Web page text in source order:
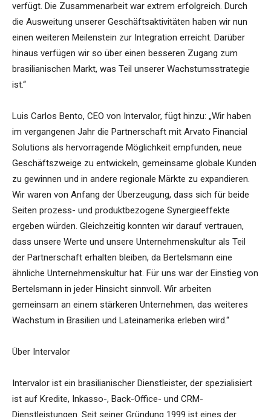
verfügt. Die Zusammenarbeit war extrem erfolgreich. Durch
die Ausweitung unserer Geschäftsaktivitäten haben wir nun
einen weiteren Meilenstein zur Integration erreicht. Darüber
hinaus verfügen wir so über einen besseren Zugang zum
brasilianischen Markt, was Teil unserer Wachstumsstrategie
ist.“
Luis Carlos Bento, CEO von Intervalor, fügt hinzu: „Wir haben
im vergangenen Jahr die Partnerschaft mit Arvato Financial
Solutions als hervorragende Möglichkeit empfunden, neue
Geschäftszweige zu entwickeln, gemeinsame globale Kunden
zu gewinnen und in andere regionale Märkte zu expandieren.
Wir waren von Anfang der Überzeugung, dass sich für beide
Seiten prozess- und produktbezogene Synergieeffekte
ergeben würden. Gleichzeitig konnten wir darauf vertrauen,
dass unsere Werte und unsere Unternehmenskultur als Teil
der Partnerschaft erhalten bleiben, da Bertelsmann eine
ähnliche Unternehmenskultur hat. Für uns war der Einstieg von
Bertelsmann in jeder Hinsicht sinnvoll. Wir arbeiten
gemeinsam an einem stärkeren Unternehmen, das weiteres
Wachstum in Brasilien und Lateinamerika erleben wird.“
Über Intervalor
Intervalor ist ein brasilianischer Dienstleister, der spezialisiert
ist auf Kredite, Inkasso-, Back-Office- und CRM-
Dienstleistungen. Seit seiner Gründung 1999 ist eines der